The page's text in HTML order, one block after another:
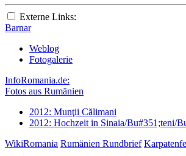
Externe Links:
Barnar
Weblog
Fotogalerie
InfoRomania.de:
Fotos aus Rumänien
2012: Munţii Călimani
2012: Hochzeit in Sinaia/Bu#351;teni/
WikiRomania Rumänien Rundbrief